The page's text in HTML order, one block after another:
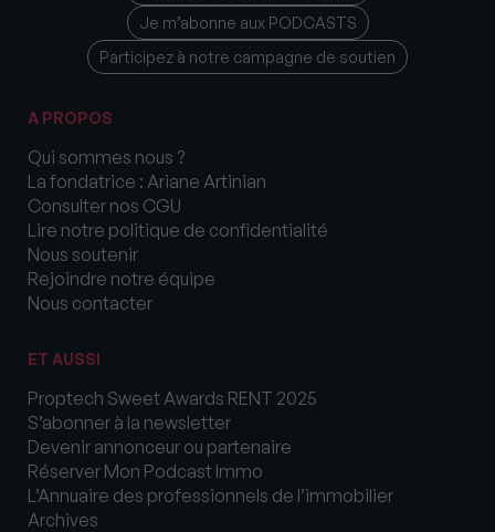
Je m’abonne aux PODCASTS
Participez à notre campagne de soutien
A PROPOS
Qui sommes nous ?
La fondatrice : Ariane Artinian
Consulter nos CGU
Lire notre politique de confidentialité
Nous soutenir
Rejoindre notre équipe
Nous contacter
ET AUSSI
Proptech Sweet Awards RENT 2025
S’abonner à la newsletter
Devenir annonceur ou partenaire
Réserver Mon Podcast Immo
L’Annuaire des professionnels de l’immobilier
Archives